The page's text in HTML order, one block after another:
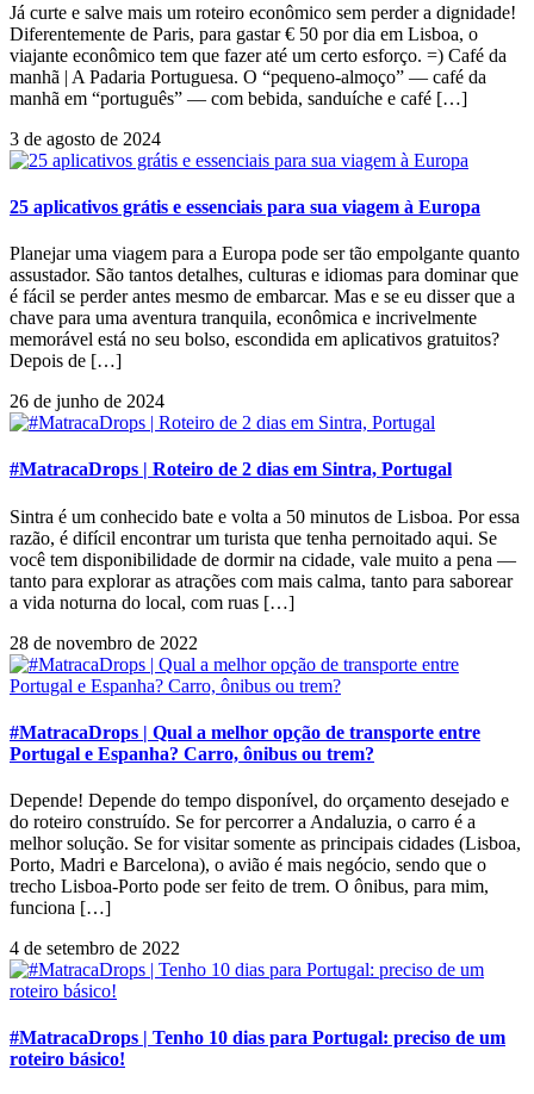
Já curte e salve mais um roteiro econômico sem perder a dignidade!
Diferentemente de Paris, para gastar € 50 por dia em Lisboa, o
viajante econômico tem que fazer até um certo esforço. =) Café da
manhã | A Padaria Portuguesa. O “pequeno-almoço” — café da
manhã em “português” — com bebida, sanduíche e café […]
3 de agosto de 2024
25 aplicativos grátis e essenciais para sua viagem à Europa
Planejar uma viagem para a Europa pode ser tão empolgante quanto
assustador. São tantos detalhes, culturas e idiomas para dominar que
é fácil se perder antes mesmo de embarcar. Mas e se eu disser que a
chave para uma aventura tranquila, econômica e incrivelmente
memorável está no seu bolso, escondida em aplicativos gratuitos?
Depois de […]
26 de junho de 2024
#MatracaDrops | Roteiro de 2 dias em Sintra, Portugal
Sintra é um conhecido bate e volta a 50 minutos de Lisboa. Por essa
razão, é difícil encontrar um turista que tenha pernoitado aqui. Se
você tem disponibilidade de dormir na cidade, vale muito a pena —
tanto para explorar as atrações com mais calma, tanto para saborear
a vida noturna do local, com ruas […]
28 de novembro de 2022
#MatracaDrops | Qual a melhor opção de transporte entre
Portugal e Espanha? Carro, ônibus ou trem?
Depende! Depende do tempo disponível, do orçamento desejado e
do roteiro construído. Se for percorrer a Andaluzia, o carro é a
melhor solução. Se for visitar somente as principais cidades (Lisboa,
Porto, Madri e Barcelona), o avião é mais negócio, sendo que o
trecho Lisboa-Porto pode ser feito de trem. O ônibus, para mim,
funciona […]
4 de setembro de 2022
#MatracaDrops | Tenho 10 dias para Portugal: preciso de um
roteiro básico!